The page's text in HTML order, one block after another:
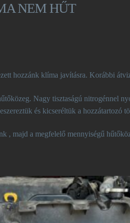
NEM HŰT
hozzánk klíma javításra. Korábbi
Nagy tisztaságú nitrogénnel
és kicseréltük a hozzátartozó
, majd a megfelelő mennyiségű